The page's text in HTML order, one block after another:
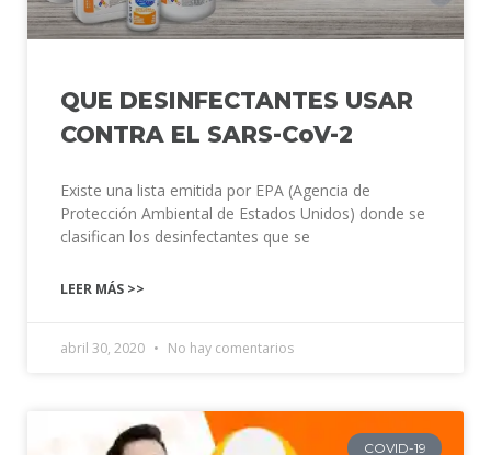
QUE DESINFECTANTES USAR
CONTRA EL SARS-CoV-2
Existe una lista emitida por EPA (Agencia de
Protección Ambiental de Estados Unidos) donde se
clasifican los desinfectantes que se
LEER MÁS >>
abril 30, 2020 No hay comentarios
COVID-19